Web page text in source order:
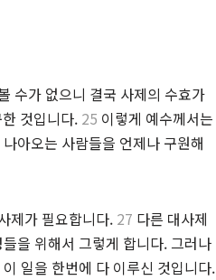
수가 없으니 결국 사제의 수효가
것입니다. 25 이렇게 예수께서는
아오는 사람들을 언제나 구원해
제가 필요합니다. 27 다른 대사제
을 위해서 그렇게 합니다. 그러나
일을 한번에 다 이루신 것입니다.